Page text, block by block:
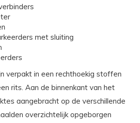
met sluiting
verpakt in een rechthoekig stoffen
rits. Aan de binnenkant van het
aangebracht op de verschillende
overzichtelijk opgeborgen